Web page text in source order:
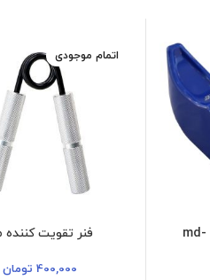
ابزار تناسب اندام مدل md-
اتمام موجودی
فنر تقویت کننده
400,000 تومان